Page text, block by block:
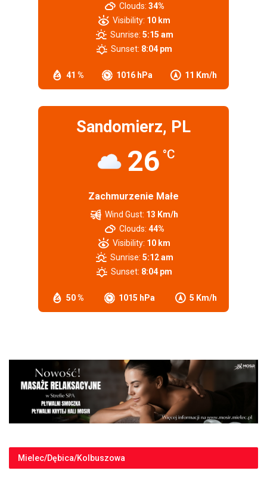
41 % 1016 hPa 11 Km/h
Clouds: 34%
Visibility: 10 km
Sunrise: 5:15 am
Sunset: 8:04 pm
Sandomierz, PL
26 °C
Zachmurzenie Małe
50 % 1015 hPa 5 Km/h
Wind Gust: 13 Km/h
Clouds: 44%
Visibility: 10 km
Sunrise: 5:12 am
Sunset: 8:04 pm
Mielec/Dębica/Kolbuszowa